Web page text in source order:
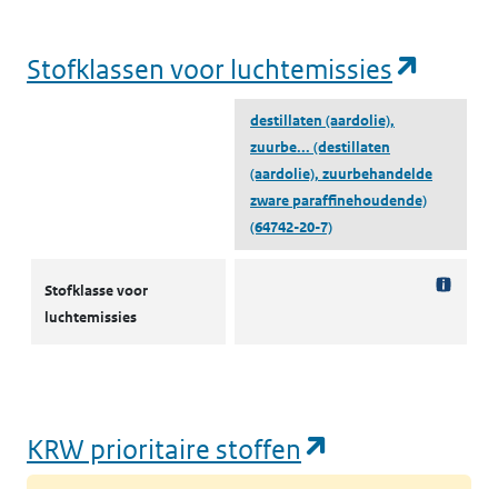
Stofklassen voor luchtemissies
destillaten (aardolie),
zuurbe... (destillaten
(aardolie), zuurbehandelde
zware paraffinehoudende)
(64742-20-7)
Stofklasse voor
luchtemissies
KRW prioritaire stoffen